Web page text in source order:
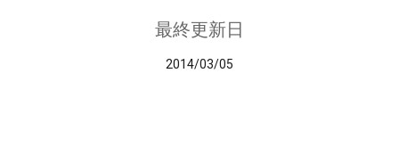
最終更新日
2014/03/05